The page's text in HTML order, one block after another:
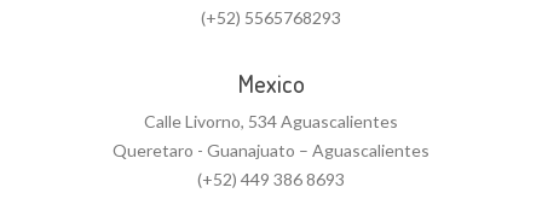
(+52) 5565768293
Mexico
Calle Livorno, 534 Aguascalientes
Queretaro - Guanajuato – Aguascalientes
(+52) 449 386 8693